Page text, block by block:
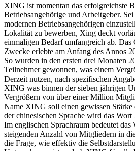
XING ist momentan das erfolgreichste
Betriebsangehörige und Arbeitgeber.
modernen Betriebsangehörigen
Lokalität zu bewerben, Xing deckt
einmaligen Bedarf umfangreich ab.
Zwecke erlebte am Anfang des Annos
So wurden in den ersten drei Monaten
Teilnehmer gewonnen, was einem
Derzeit nutzen, nach spezifischen
XING was binnen der sieben jährigen
Vergrößern von über einer Million
Name XING soll einen gewissen
der chinesischen Sprache wird das
Im englischen Sprachraum bedeutet
steigenden Anzahl von Mitgliedern in
die Frage, wie effektiv die